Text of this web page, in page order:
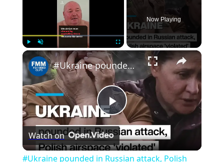
Play Unmute Fullscreen
Now Playing
×
Play
Video
#Ukraine pounded in Russian attack, Polish airspace 'violated'
Watch on
#Ukraine pounded in Russian attack, Polish